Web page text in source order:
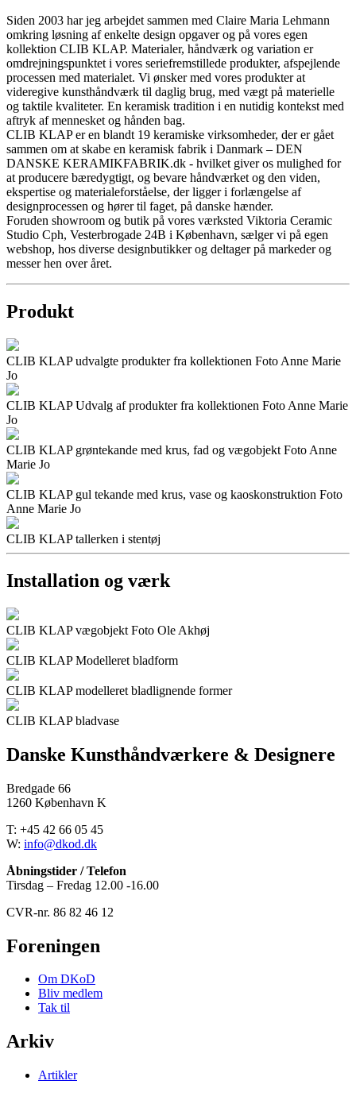
Siden 2003 har jeg arbejdet sammen med Claire Maria Lehmann
omkring løsning af enkelte design opgaver og på vores egen
kollektion CLIB KLAP. Materialer, håndværk og variation er
omdrejningspunktet i vores seriefremstillede produkter, afspejlende
processen med materialet. Vi ønsker med vores produkter at
videregive kunsthåndværk til daglig brug, med vægt på materielle
og taktile kvaliteter. En keramisk tradition i en nutidig kontekst med
aftryk af mennesket og hånden bag.
CLIB KLAP er en blandt 19 keramiske virksomheder, der er gået
sammen om at skabe en keramisk fabrik i Danmark – DEN
DANSKE KERAMIKFABRIK.dk - hvilket giver os mulighed for
at producere bæredygtigt, og bevare håndværket og den viden,
ekspertise og materialeforståelse, der ligger i forlængelse af
designprocessen og hører til faget, på danske hænder.
Foruden showroom og butik på vores værksted Viktoria Ceramic
Studio Cph, Vesterbrogade 24B i København, sælger vi på egen
webshop, hos diverse designbutikker og deltager på markeder og
messer hen over året.
Produkt
CLIB KLAP udvalgte produkter fra kollektionen Foto Anne Marie
Jo
CLIB KLAP Udvalg af produkter fra kollektionen Foto Anne Marie
Jo
CLIB KLAP grøntekande med krus, fad og vægobjekt Foto Anne
Marie Jo
CLIB KLAP gul tekande med krus, vase og kaoskonstruktion Foto
Anne Marie Jo
CLIB KLAP tallerken i stentøj
Installation og værk
CLIB KLAP vægobjekt Foto Ole Akhøj
CLIB KLAP Modelleret bladform
CLIB KLAP modelleret bladlignende former
CLIB KLAP bladvase
Danske Kunsthåndværkere & Designere
Bredgade 66
1260 København K
T: +45 42 66 05 45
W: info@dkod.dk
Åbningstider / Telefon
Tirsdag – Fredag 12.00 -16.00
CVR-nr. 86 82 46 12
Foreningen
Om DKoD
Bliv medlem
Tak til
Arkiv
Artikler